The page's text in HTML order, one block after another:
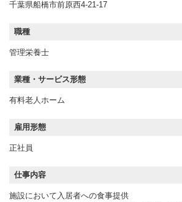
千葉県船橋市前原西4-21-17
職種
管理栄養士
業種・サービス形態
有料老人ホーム
雇用形態
正社員
仕事内容
施設において入居者への食事提供